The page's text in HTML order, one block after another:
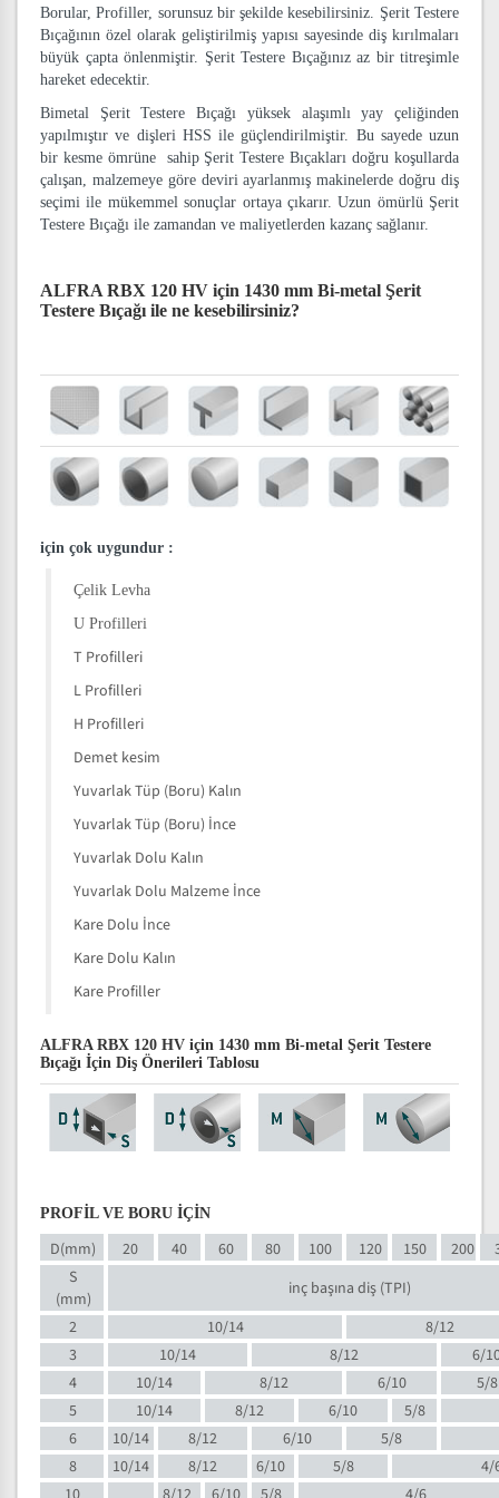
Borular, Profiller, sorunsuz bir şekilde kesebilirsiniz. Şerit Testere
Bıçağının özel olarak geliştirilmiş yapısı sayesinde diş kırılmaları
büyük çapta önlenmiştir. Şerit Testere Bıçağınız az bir titreşimle
hareket edecektir.
Bimetal Şerit Testere Bıçağı yüksek alaşımlı yay çeliğinden
yapılmıştır ve dişleri HSS ile güçlendirilmiştir. Bu sayede uzun
bir kesme ömrüne sahip Şerit Testere Bıçakları doğru koşullarda
çalışan, malzemeye göre deviri ayarlanmış makinelerde doğru diş
seçimi ile mükemmel sonuçlar ortaya çıkarır. Uzun ömürlü Şerit
Testere Bıçağı ile zamandan ve maliyetlerden kazanç sağlanır.
ALFRA RBX 120 HV için 1430 mm Bi-metal Şerit
Testere Bıçağı ile ne kesebilirsiniz?
için çok uygundur :
Çelik Levha
U Profilleri
T Profilleri
L Profilleri
H Profilleri
Demet kesim
Yuvarlak Tüp (Boru) Kalın
Yuvarlak Tüp (Boru) İnce
Yuvarlak Dolu Kalın
Yuvarlak Dolu Malzeme İnce
Kare Dolu İnce
Kare Dolu Kalın
Kare Profiller
ALFRA RBX 120 HV için 1430 mm Bi-metal Şerit Testere
Bıçağı İçin Diş Önerileri Tablosu
PROFİL VE BORU İÇİN
D(mm) 20 40 60 80 100 120 150 200
S
(mm)
inç başına diş (TPI)
2
10/14
8/12
3
10/14 8/12
6/
4
10/14 8/12 6/10
5/8
5
10/14 8/12 6/10
5/8
6
10/14 8/12 6/10
5/8
8
10/14 8/12 6/10 5/8
4/